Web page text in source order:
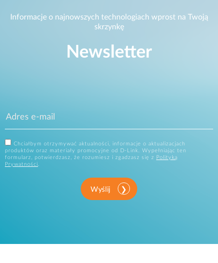
Informacje o najnowszych technologiach wprost na Twoją
skrzynkę
Newsletter
Chciałbym otrzymywać aktualności, informacje o aktualizacjach
produktów oraz materiały promocyjne od D-Link. Wypełniając ten
formularz, potwierdzasz, że rozumiesz i zgadzasz się z
Polityką
Prywatności.
Wyślij